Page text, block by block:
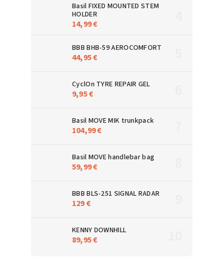
Basil FIXED MOUNTED STEM
HOLDER
14,99 €
BBB BHB-59 AEROCOMFORT
44,95 €
CyclOn TYRE REPAIR GEL
9,95 €
Basil MOVE MIK trunkpack
104,99 €
Basil MOVE handlebar bag
59,99 €
BBB BLS-251 SIGNAL RADAR
129 €
KENNY DOWNHILL
89,95 €